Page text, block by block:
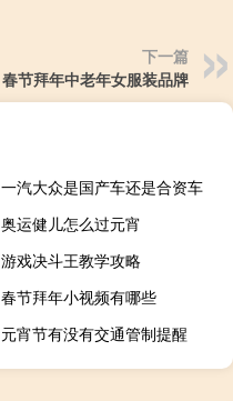
下一篇
春节拜年中老年女服装品牌
一汽大众是国产车还是合资车
奥运健儿怎么过元宵
游戏决斗王教学攻略
春节拜年小视频有哪些
元宵节有没有交通管制提醒